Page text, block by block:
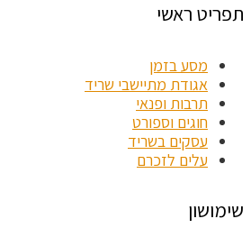
תפריט ראשי
מסע בזמן
אגודת מתיישבי שריד
תרבות ופנאי
חוגים וספורט
עסקים בשריד
עלים לזכרם
שימושון